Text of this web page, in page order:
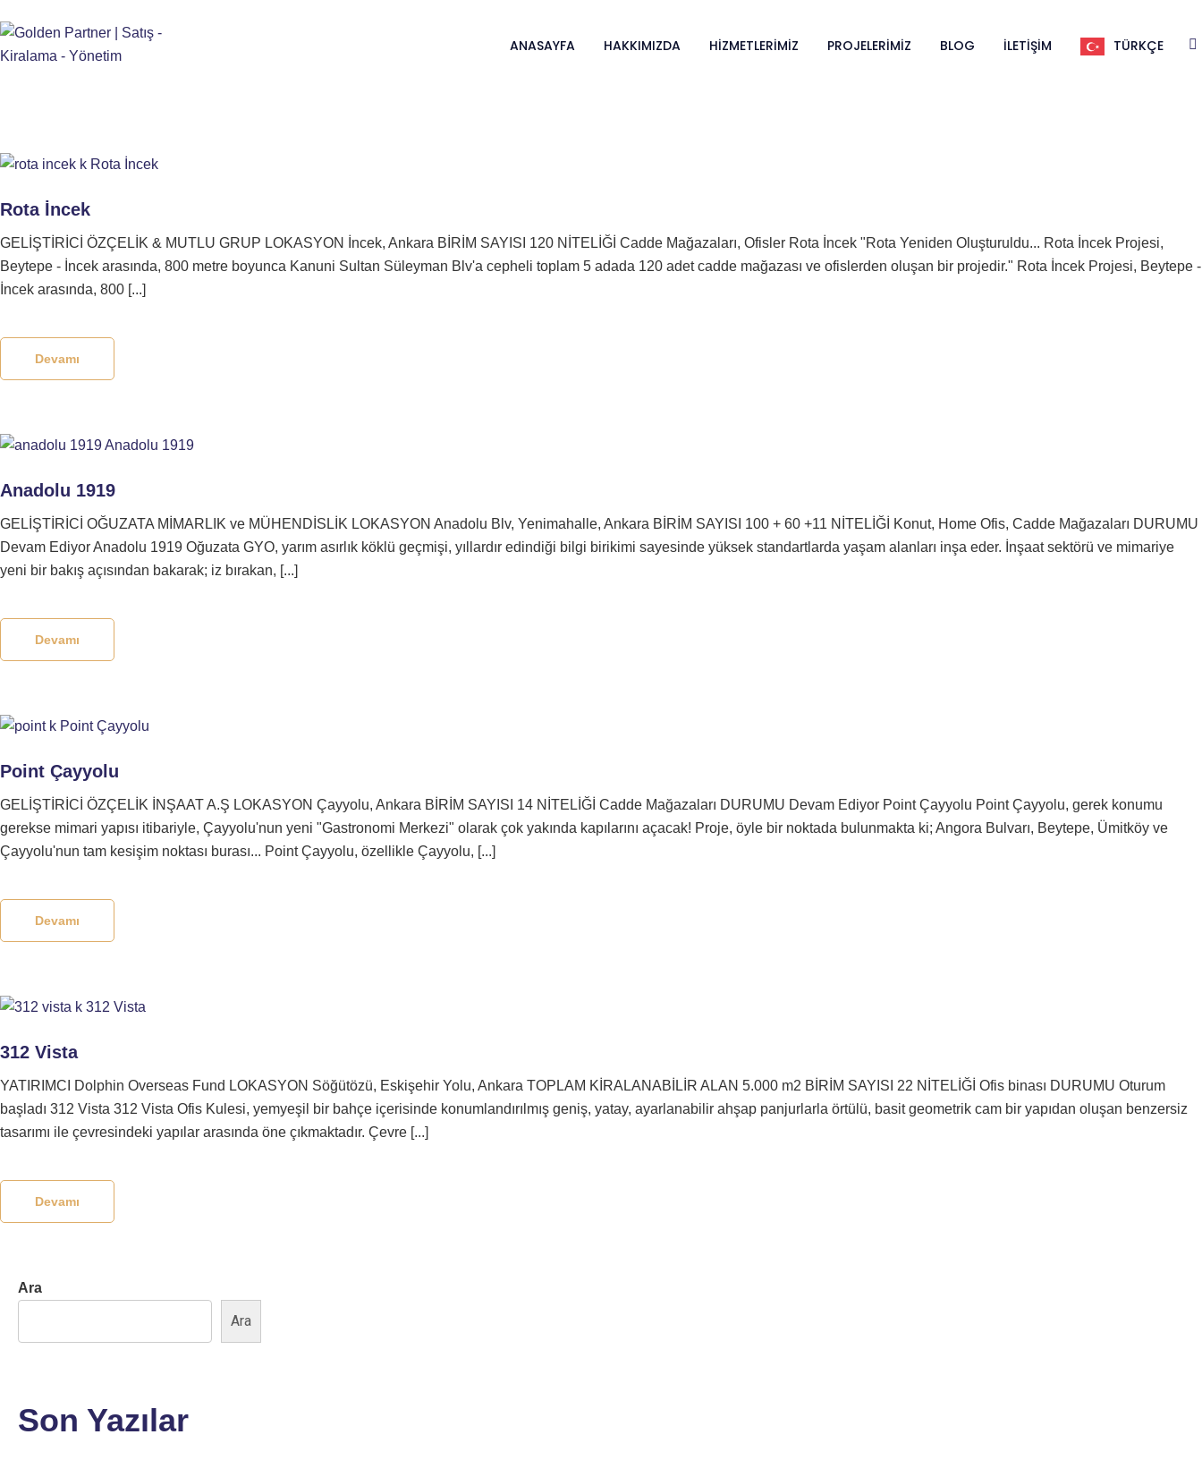
ANASAYFA HAKKIMIZDA HIZMETLERIMIZ PROJELERIMIZ BLOG İLETIŞIM TÜRKÇE
Rota İncek
GELİŞTİRİCİ ÖZÇELİK & MUTLU GRUP LOKASYON İncek, Ankara BİRİM SAYISI 120 NİTELİĞİ Cadde Mağazaları, Ofisler Rota İncek "Rota Yeniden Oluşturuldu... Rota İncek Projesi,
Beytepe - İncek arasında, 800 metre boyunca Kanuni Sultan Süleyman Blv'a cepheli toplam 5 adada 120 adet cadde mağazası ve ofislerden oluşan bir projedir." Rota İncek Projesi, Beytepe -
İncek arasında, 800 [...]
Devamı
Anadolu 1919
GELİŞTİRİCİ OĞUZATA MİMARLIK ve MÜHENDİSLİK LOKASYON Anadolu Blv, Yenimahalle, Ankara BİRİM SAYISI 100 + 60 +11 NİTELİĞİ Konut, Home Ofis, Cadde Mağazaları DURUMU
Devam Ediyor Anadolu 1919 Oğuzata GYO, yarım asırlık köklü geçmişi, yıllardır edindiği bilgi birikimi sayesinde yüksek standartlarda yaşam alanları inşa eder. İnşaat sektörü ve mimariye
yeni bir bakış açısından bakarak; iz bırakan, [...]
Devamı
Point Çayyolu
GELİŞTİRİCİ ÖZÇELİK İNŞAAT A.Ş LOKASYON Çayyolu, Ankara BİRİM SAYISI 14 NİTELİĞİ Cadde Mağazaları DURUMU Devam Ediyor Point Çayyolu Point Çayyolu, gerek konumu
gerekse mimari yapısı itibariyle, Çayyolu'nun yeni "Gastronomi Merkezi" olarak çok yakında kapılarını açacak! Proje, öyle bir noktada bulunmakta ki; Angora Bulvarı, Beytepe, Ümitköy ve
Çayyolu'nun tam kesişim noktası burası... Point Çayyolu, özellikle Çayyolu, [...]
Devamı
312 Vista
YATIRIMCI Dolphin Overseas Fund LOKASYON Söğütözü, Eskişehir Yolu, Ankara TOPLAM KİRALANABİLİR ALAN 5.000 m2 BİRİM SAYISI 22 NİTELİĞİ Ofis binası DURUMU Oturum
başladı 312 Vista 312 Vista Ofis Kulesi, yemyeşil bir bahçe içerisinde konumlandırılmış geniş, yatay, ayarlanabilir ahşap panjurlarla örtülü, basit geometrik cam bir yapıdan oluşan benzersiz
tasarımı ile çevresindeki yapılar arasında öne çıkmaktadır. Çevre [...]
Devamı
Ara
Ara
Son Yazılar